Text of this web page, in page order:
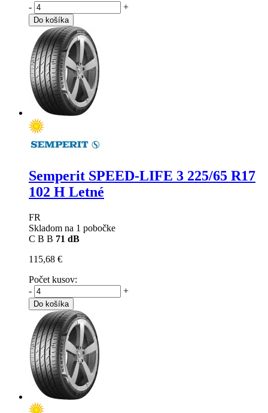
-
+
Do košíka
Semperit SPEED-LIFE 3 225/65 R17
102 H Letné
FR
Skladom na 1 pobočke
C B B 71 dB
115,68 €
Počet kusov:
-
+
Do košíka